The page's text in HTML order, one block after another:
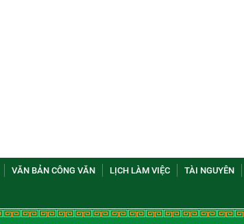
VĂN BẢN CÔNG VĂN LỊCH LÀM VIỆC TÀI NGUYÊN